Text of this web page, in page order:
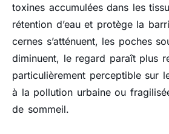
toxines accumulées dans les
rétention d’eau et protège la
cernes s’atténuent, les poches
diminuent, le regard paraît plus
particulièrement perceptible sur
à la pollution urbaine ou
de sommeil.